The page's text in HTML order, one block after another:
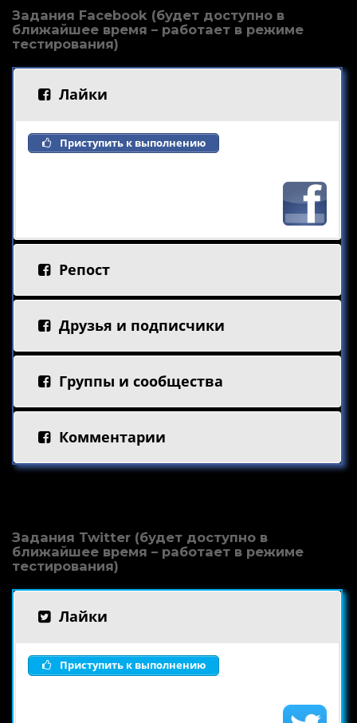
Задания Facebook (будет доступно в
ближайшее время – работает в режиме
тестирования)
Лайки
Приступить к выполнению
Репост
Друзья и подписчики
Группы и сообщества
Комментарии
Задания Twitter (будет доступно в
ближайшее время – работает в режиме
тестирования)
Лайки
Приступить к выполнению